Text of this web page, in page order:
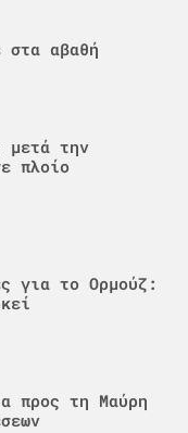
στα αβαθή
μετά την
πλοίο
για το Ορμούζ:
προς τη Μαύρη